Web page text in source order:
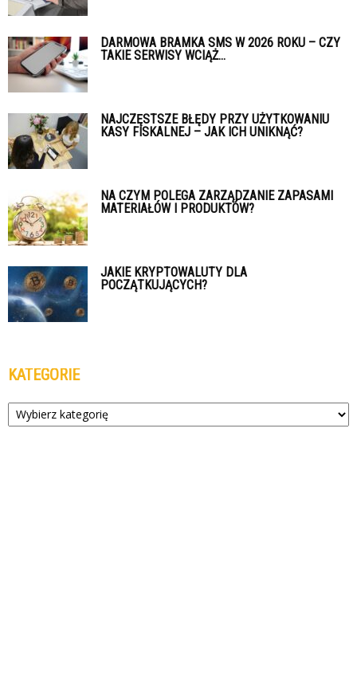
DARMOWA BRAMKA SMS W 2026 ROKU – CZY
TAKIE SERWISY WCIĄŻ...
NAJCZĘSTSZE BŁĘDY PRZY UŻYTKOWANIU
KASY FISKALNEJ – JAK ICH UNIKNĄĆ?
NA CZYM POLEGA ZARZĄDZANIE ZAPASAMI
MATERIAŁÓW I PRODUKTÓW?
JAKIE KRYPTOWALUTY DLA
POCZĄTKUJĄCYCH?
KATEGORIE
Kategorie